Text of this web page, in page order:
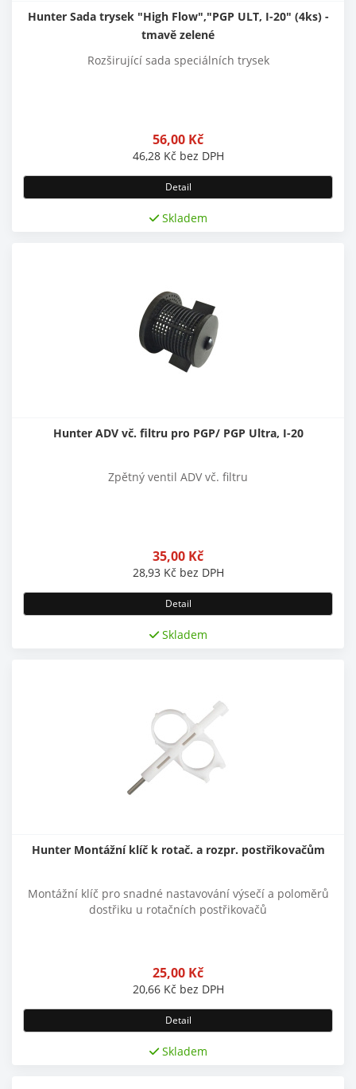
Hunter Sada trysek "High Flow","PGP ULT, I-20" (4ks) -
tmavě zelené
Rozširující sada speciálních trysek
56,00 Kč
46,28 Kč bez DPH
Detail
Skladem
Hunter ADV vč. filtru pro PGP/ PGP Ultra, I-20
Zpětný ventil ADV vč. filtru
35,00 Kč
28,93 Kč bez DPH
Detail
Skladem
Hunter Montážní klíč k rotač. a rozpr. postřikovačům
Montážní klíč pro snadné nastavování výsečí a poloměrů
dostřiku u rotačních postřikovačů
25,00 Kč
20,66 Kč bez DPH
Detail
Skladem